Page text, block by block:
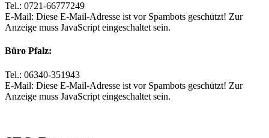
Tel.: 0721-66777249
E-Mail: Diese E-Mail-Adresse ist vor Spambots geschützt! Zur
Anzeige muss JavaScript eingeschaltet sein.
Büro Pfalz:
Tel.: 06340-351943
E-Mail: Diese E-Mail-Adresse ist vor Spambots geschützt! Zur
Anzeige muss JavaScript eingeschaltet sein.